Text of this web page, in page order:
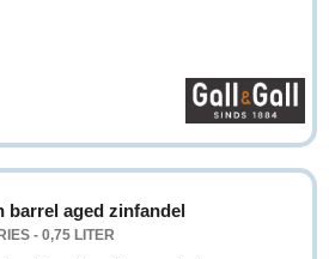
barrel aged zinfandel
- 0,75 LITER